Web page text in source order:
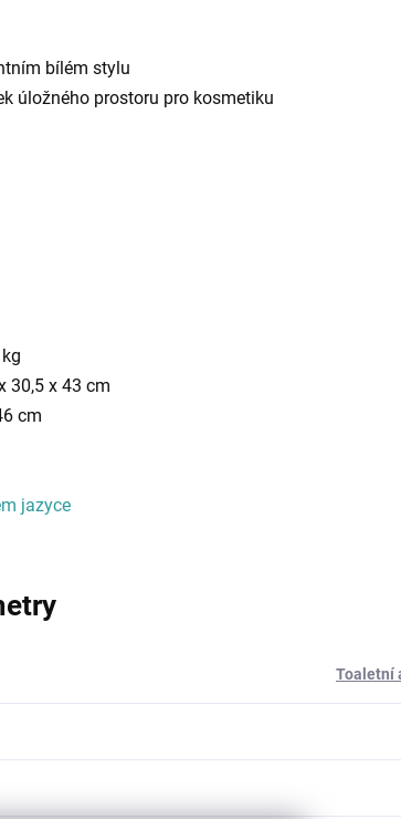
bílém stylu
úložného prostoru pro kosmetiku
30,5 x 43 cm
cm
jazyce
Toaletní